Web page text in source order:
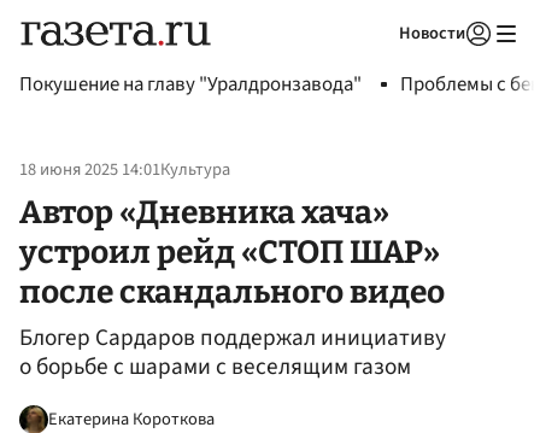
Новости
Покушение на главу "Уралдронзавода" Проблемы с
18 июня 2025 14:01Культура
Автор «Дневника хача»
устроил рейд «СТОП ШАР»
после скандального видео
Блогер Сардаров поддержал инициативу
о борьбе с шарами с веселящим газом
Екатерина Короткова